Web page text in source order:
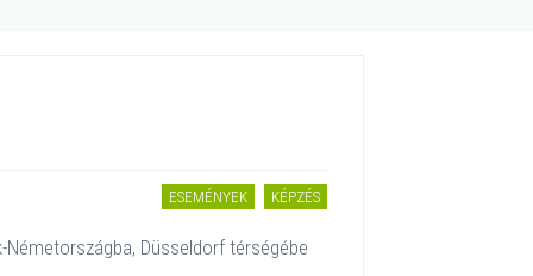
ESEMÉNYEK KÉPZÉS
Düsseldorf térségébe